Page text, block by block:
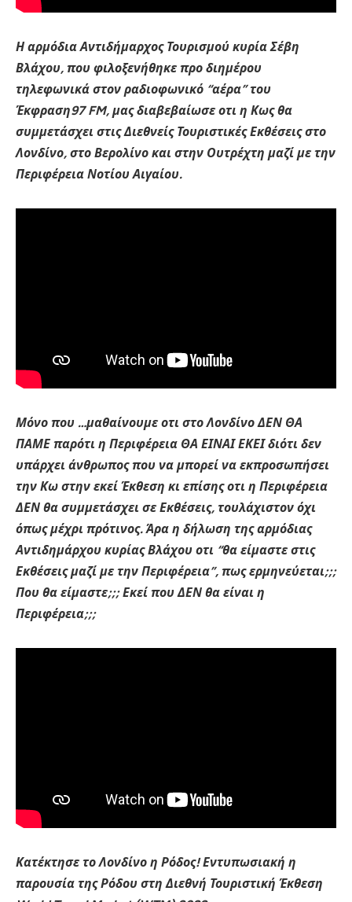
Η αρμόδια Αντιδήμαρχος Τουρισμού κυρία Σέβη
Βλάχου, που φιλοξενήθηκε προ διημέρου
τηλεφωνικά στον ραδιοφωνικό “αέρα” του
Έκφραση97 FM, μας διαβεβαίωσε οτι η Κως θα
συμμετάσχει στις Διεθνείς Τουριστικές Εκθέσεις στο
Λονδίνο, στο Βερολίνο και στην Ουτρέχτη μαζί με την
Περιφέρεια Νοτίου Αιγαίου.
Μόνο που …μαθαίνουμε οτι στο Λονδίνο ΔΕΝ ΘΑ
ΠΑΜΕ παρότι η Περιφέρεια ΘΑ ΕΙΝΑΙ ΕΚΕΙ διότι δεν
υπάρχει άνθρωπος που να μπορεί να εκπροσωπήσει
την Κω στην εκεί Έκθεση κι επίσης οτι η Περιφέρεια
ΔΕΝ θα συμμετάσχει σε Εκθέσεις, τουλάχιστον όχι
όπως μέχρι πρότινος. Άρα η δήλωση της αρμόδιας
Αντιδημάρχου κυρίας Βλάχου οτι “θα είμαστε στις
Εκθέσεις μαζί με την Περιφέρεια”, πως ερμηνεύεται;;;
Που θα είμαστε;;; Εκεί που ΔΕΝ θα είναι η
Περιφέρεια;;;
Κατέκτησε το Λονδίνο η Ρόδος! Εντυπωσιακή η
παρουσία της Ρόδου στη Διεθνή Τουριστική Έκθεση